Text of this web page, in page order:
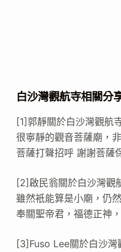
白沙灣觀航寺相關分
[1]郭靜關於白沙灣觀航
很寧靜的觀音菩薩廟，
菩薩打聲招呼 謝謝菩薩
[2]啟民翁關於白沙灣觀
雖然衹能算是小廟，仍
奉關聖帝君，福德正神
[3]Fuso Lee關於白沙灣